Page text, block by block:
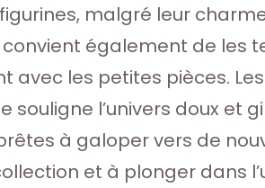
malgré leur
également de les
avec les petites pièces. Les
l’univers doux et
à galoper vers de
et à plonger dans